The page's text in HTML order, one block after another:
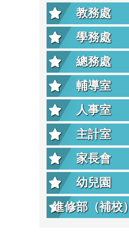
教務處
學務處
總務處
輔導室
人事室
主計室
家長會
幼兒園
進修部（補校）